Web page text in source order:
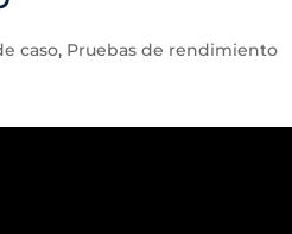
caso, Pruebas de rendimiento